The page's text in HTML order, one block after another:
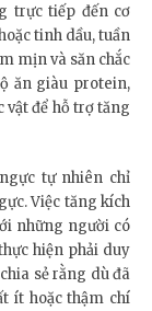
trực tiếp đến cơ
tinh dầu, tuần
mịn và săn chắc
ăn giàu protein,
để hỗ trợ tăng
tự nhiên chỉ
Việc tăng kích
những người có
hiện phải duy
sẻ rằng dù đã
ít hoặc thậm chí